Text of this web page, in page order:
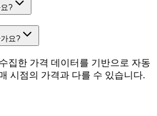
?
요?
집한 가격 데이터를 기반으로 자동
시점의 가격과 다를 수 있습니다.